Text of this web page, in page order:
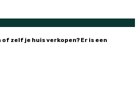
zelf je huis verkopen? Er is een